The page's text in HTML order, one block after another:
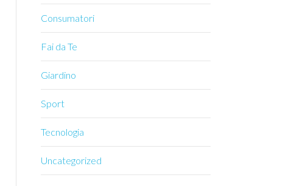
Consumatori
Fai da Te
Giardino
Sport
Tecnologia
Uncategorized